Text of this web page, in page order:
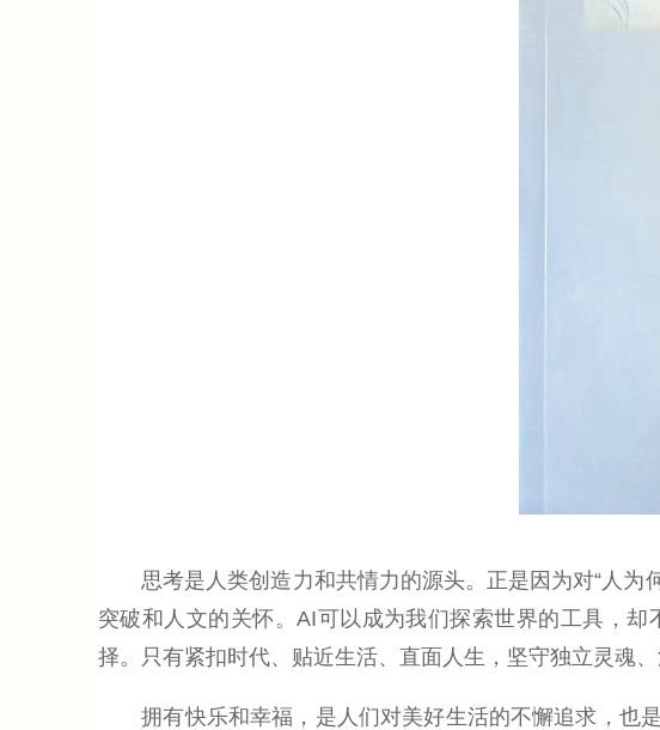
思考是人类创造力和共情力的源头。正是因为对“人为
突破和人文的关怀。AI可以成为我们探索世界的工具，
择。只有紧扣时代、贴近生活、直面人生，坚守独立灵魂
拥有快乐和幸福，是人们对美好生活的不懈追求，也是